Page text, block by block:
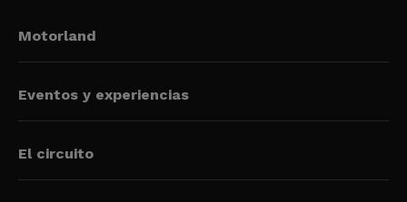
Motorland
Eventos y experiencias
El circuito